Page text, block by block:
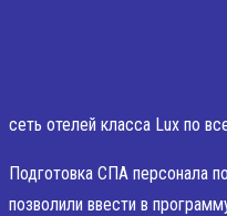
сеть отелей класса Lux по
Подготовка СПА персонала
позволили ввести в